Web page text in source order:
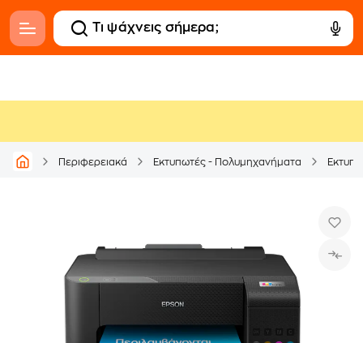
Περιφερειακά Εκτυπωτές - Πολυμηχανήματα